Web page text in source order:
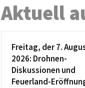
Aktuell
Freitag, der 7.
2026: Drohnen-
Diskussionen und
Feuerland-